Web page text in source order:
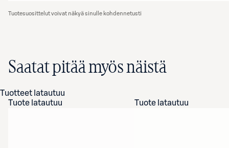
Tuotesuosittelut voivat näkyä sinulle kohdennetusti
Saatat pitää myös näistä
Tuotteet latautuu
Tuote latautuu
Tuote latautuu